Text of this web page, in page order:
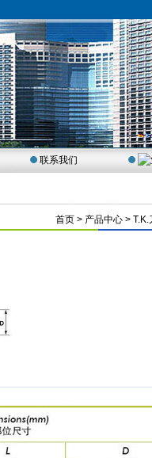
联系我们
首页 > 产品中心 > T.K.